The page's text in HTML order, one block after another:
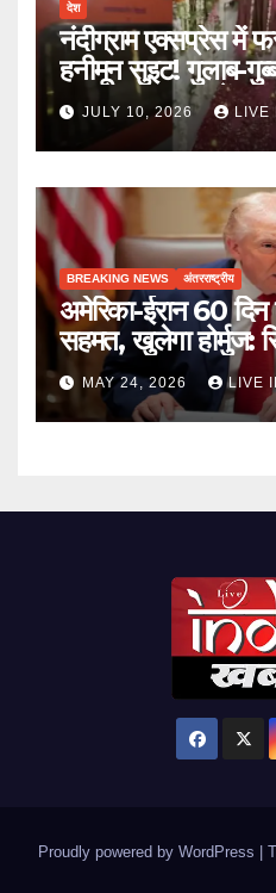
देश
नंदीग्राम एक्सप्रेस में
हनीमून सुइट! गुलाब-
You, TTE सस्पेंड
JULY 10, 2026 LIVE
BREAKING NEWS अंतरराष्ट्रीय
अमेरिका-ईरान 60 दिन
सहमत, खुलेगा होर्मुज:
MAY 24, 2026 LIVE
Proudly powered by WordPress